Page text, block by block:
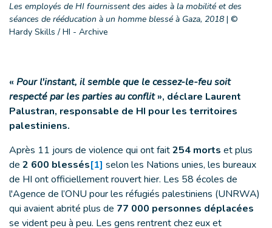
Les employés de HI fournissent des aides à la mobilité et des
séances de rééducation à un homme blessé à Gaza, 2018 | ©
Hardy Skills / HI - Archive
« Pour l'instant, il semble que le cessez-le-feu soit
respecté par les parties au conflit», déclare Laurent
Palustran, responsable de HI pour les territoires
palestiniens.
Après 11 jours de violence qui ont fait254 morts et plus
de 2 600 blessés[1] selon les Nations unies, les bureaux
de HI ont officiellement rouvert hier. Les 58 écoles de
l'Agence de l’ONU pour les réfugiés palestiniens (UNRWA)
qui avaient abrité plus de 77 000 personnes déplacées
se vident peu à peu. Les gens rentrent chez eux et